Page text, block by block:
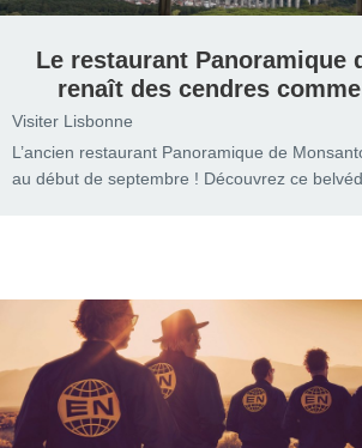
Le restaurant Panoramique
renaît des cendres
Visiter Lisbonne
L’ancien restaurant Panoramique de
au début de septembre ! Découvrez ce